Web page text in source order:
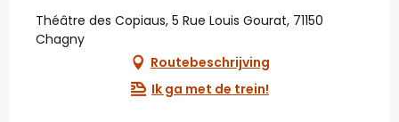
Théâtre des Copiaus, 5 Rue Louis Gourat, 71150
Chagny
Routebeschrijving
Ik ga met de trein!